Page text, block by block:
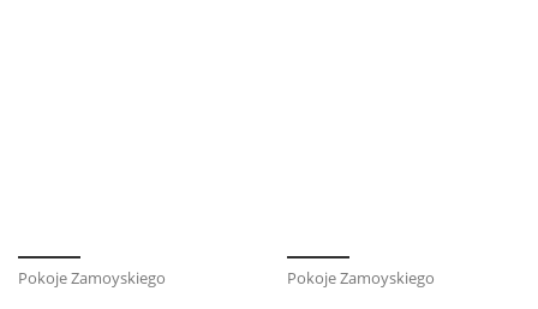
Pokoje Zamoyskiego Pokoje Zamoyskiego